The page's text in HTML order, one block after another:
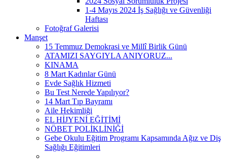
1-4 Mayıs 2024 İş Sağlığı ve Güvenliği
Haftası
Fotoğraf Galerisi
Manşet
15 Temmuz Demokrasi ve Millî Birlik Günü
ATAMIZI SAYGIYLA ANIYORUZ...
KINAMA
8 Mart Kadınlar Günü
Evde Sağlık Hizmeti
Bu Test Nerede Yapılıyor?
14 Mart Tıp Bayramı
Aile Hekimliği
EL HİJYENİ EĞİTİMİ
NÖBET POLİKLİNİĞİ
Gebe Okulu Eğitim Programı Kapsamında Ağız ve Diş
Sağlığı Eğitimleri